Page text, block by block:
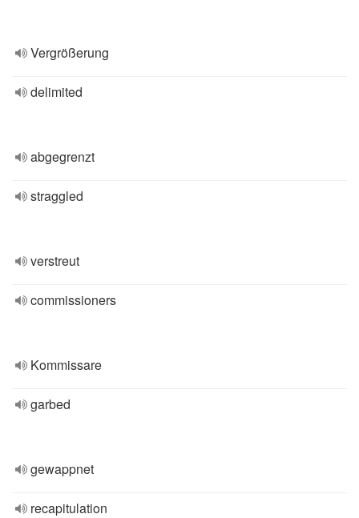
Vergrößerung
delimited
abgegrenzt
straggled
verstreut
commissioners
Kommissare
garbed
gewappnet
recapitulation